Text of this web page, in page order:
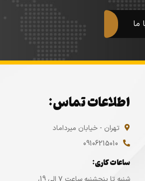
ما
اطلاعات تماس:
تهران - خیابان میرداماد
09106215010
ساعات کاری: